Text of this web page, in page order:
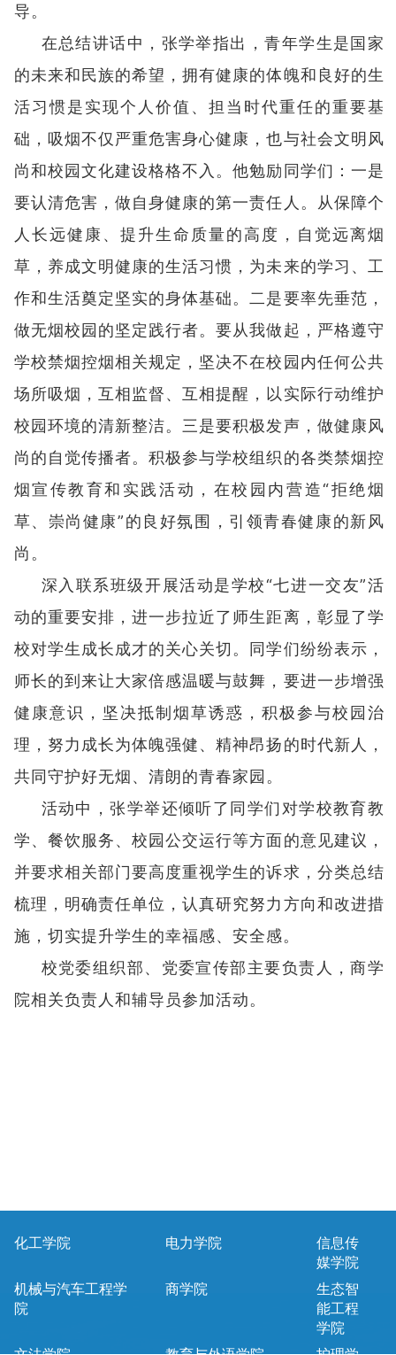
导。
在总结讲话中，张学举指出，青年学生是国家
的未来和民族的希望，拥有健康的体魄和良好的生
活习惯是实现个人价值、担当时代重任的重要基
础，吸烟不仅严重危害身心健康，也与社会文明风
尚和校园文化建设格格不入。他勉励同学们：一是
要认清危害，做自身健康的第一责任人。从保障个
人长远健康、提升生命质量的高度，自觉远离烟
草，养成文明健康的生活习惯，为未来的学习、工
作和生活奠定坚实的身体基础。二是要率先垂范，
做无烟校园的坚定践行者。要从我做起，严格遵守
学校禁烟控烟相关规定，坚决不在校园内任何公共
场所吸烟，互相监督、互相提醒，以实际行动维护
校园环境的清新整洁。三是要积极发声，做健康风
尚的自觉传播者。积极参与学校组织的各类禁烟控
烟宣传教育和实践活动，在校园内营造“拒绝烟
草、崇尚健康”的良好氛围，引领青春健康的新风
尚。
深入联系班级开展活动是学校“七进一交友”活
动的重要安排，进一步拉近了师生距离，彰显了学
校对学生成长成才的关心关切。同学们纷纷表示，
师长的到来让大家倍感温暖与鼓舞，要进一步增强
健康意识，坚决抵制烟草诱惑，积极参与校园治
理，努力成长为体魄强健、精神昂扬的时代新人，
共同守护好无烟、清朗的青春家园。
活动中，张学举还倾听了同学们对学校教育教
学、餐饮服务、校园公交运行等方面的意见建议，
并要求相关部门要高度重视学生的诉求，分类总结
梳理，明确责任单位，认真研究努力方向和改进措
施，切实提升学生的幸福感、安全感。
校党委组织部、党委宣传部主要负责人，商学
院相关负责人和辅导员参加活动。
化工学院 电力学院
信息传
媒学院
机械与汽车工程学
院
商学院
生态智
能工程
学院